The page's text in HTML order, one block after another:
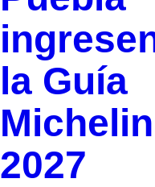
la Guía
2027